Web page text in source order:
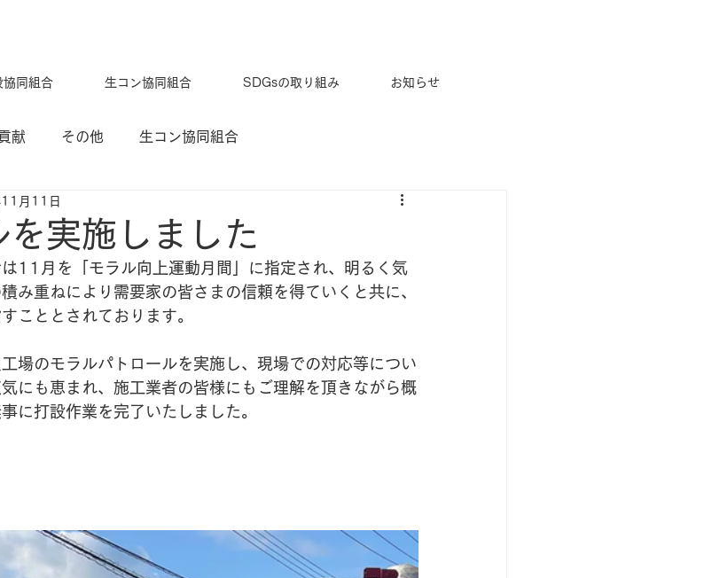
協同組合 生コン協同組合 SDGsの取り組み お知らせ
献 その他 生コン協同組合
実施しました
月11日
11月を「モラル向上運動月間」に指定され、明るく気
み重ねにより需要家の皆さまの信頼を得ていくと共に、
こととされております。
場のモラルパトロールを実施し、現場での対応等につい
にも恵まれ、施工業者の皆様にもご理解を頂きながら概
に打設作業を完了いたしました。